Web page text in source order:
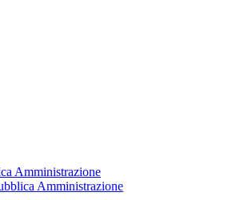
Amministrazione
Amministrazione